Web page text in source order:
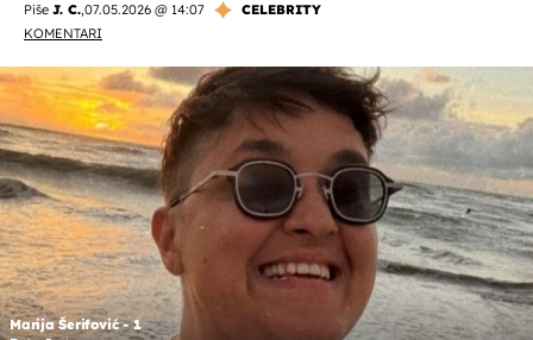
Piše J. C.,07.05.2026 @ 14:07
CELEBRITY
KOMENTARI
Marija Šerifović - 1
OMOGUĆI OBAVIJESTI